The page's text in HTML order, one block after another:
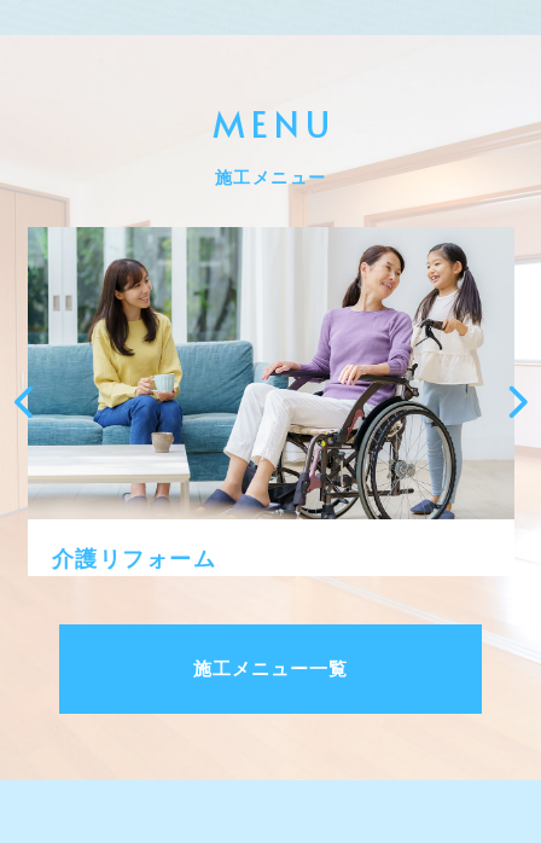
MENU
施工メニュー
介護リフォーム
施工メニュー一覧